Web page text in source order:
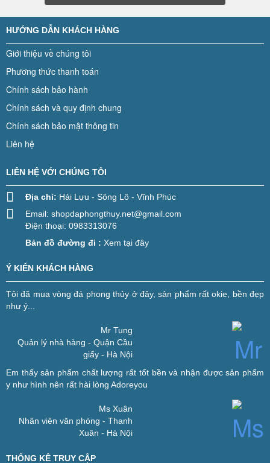
HƯỚNG DẪN KHÁCH HÀNG
Giới thiệu về chúng tôi
Phương thức thanh toán
Chính sách bảo hành
Chính sách và quy định chung
Chính sách bảo mật thông tin
Liên hệ
LIÊN HỆ VỚI CHÚNG TÔI
Địa chỉ: Hải Lựu - Sông Lô - Vĩnh Phúc
Email: shopdaphongthuy.net@gmail.com
Điện thoại: 0983313076
Bản đồ đường đi : Xem tại đây
Ý KIẾN KHÁCH HÀNG
Tôi đã mua vòng đá phong thủy ở đây, sản phẩm rất okie, bền đẹp
như ý...
Mr Tung
Quản lý nhà hàng - Quận Cầu
giấy - Hà Nội
Em thấy sản phẩm chất lượng rất tốt bền và nhận được sản phẩm
y như hình nên rất hài lòng Adoreyou
Ms Xuân
Nhân viên văn phòng - Thanh
Xuân - Hà Nội
THỐNG KÊ TRUY CẬP